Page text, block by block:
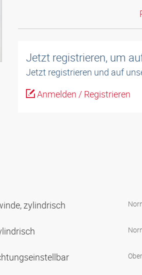
Jetzt registrieren, um
Jetzt registrieren und auf
Anmelden / Registrieren
zylindrisch